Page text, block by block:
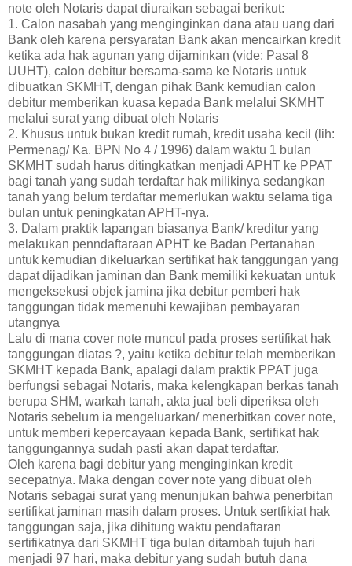
note oleh Notaris dapat diuraikan sebagai berikut:
1. Calon nasabah yang menginginkan dana atau uang dari
Bank oleh karena persyaratan Bank akan mencairkan kredit
ketika ada hak agunan yang dijaminkan (vide: Pasal 8
UUHT), calon debitur bersama-sama ke Notaris untuk
dibuatkan SKMHT, dengan pihak Bank kemudian calon
debitur memberikan kuasa kepada Bank melalui SKMHT
melalui surat yang dibuat oleh Notaris
2. Khusus untuk bukan kredit rumah, kredit usaha kecil (lih:
Permenag/ Ka. BPN No 4 / 1996) dalam waktu 1 bulan
SKMHT sudah harus ditingkatkan menjadi APHT ke PPAT
bagi tanah yang sudah terdaftar hak milikinya sedangkan
tanah yang belum terdaftar memerlukan waktu selama tiga
bulan untuk peningkatan APHT-nya.
3. Dalam praktik lapangan biasanya Bank/ kreditur yang
melakukan penndaftaraan APHT ke Badan Pertanahan
untuk kemudian dikeluarkan sertifikat hak tanggungan yang
dapat dijadikan jaminan dan Bank memiliki kekuatan untuk
mengeksekusi objek jamina jika debitur pemberi hak
tanggungan tidak memenuhi kewajiban pembayaran
utangnya
Lalu di mana cover note muncul pada proses sertifikat hak
tanggungan diatas ?, yaitu ketika debitur telah memberikan
SKMHT kepada Bank, apalagi dalam praktik PPAT juga
berfungsi sebagai Notaris, maka kelengkapan berkas tanah
berupa SHM, warkah tanah, akta jual beli diperiksa oleh
Notaris sebelum ia mengeluarkan/ menerbitkan cover note,
untuk memberi kepercayaan kepada Bank, sertifikat hak
tanggungannya sudah pasti akan dapat terdaftar.
Oleh karena bagi debitur yang menginginkan kredit
secepatnya. Maka dengan cover note yang dibuat oleh
Notaris sebagai surat yang menunjukan bahwa penerbitan
sertifikat jaminan masih dalam proses. Untuk sertfikiat hak
tanggungan saja, jika dihitung waktu pendaftaran
sertifikatnya dari SKMHT tiga bulan ditambah tujuh hari
menjadi 97 hari, maka debitur yang sudah butuh dana